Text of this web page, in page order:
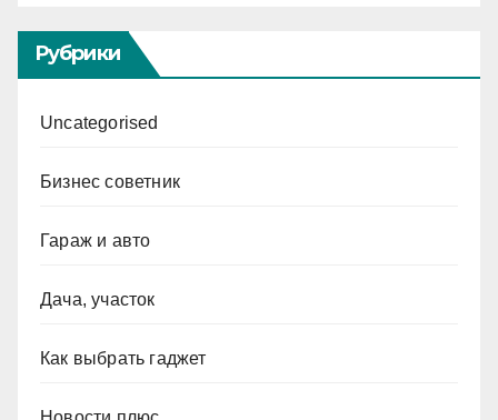
Рубрики
Uncategorised
Бизнес советник
Гараж и авто
Дача, участок
Как выбрать гаджет